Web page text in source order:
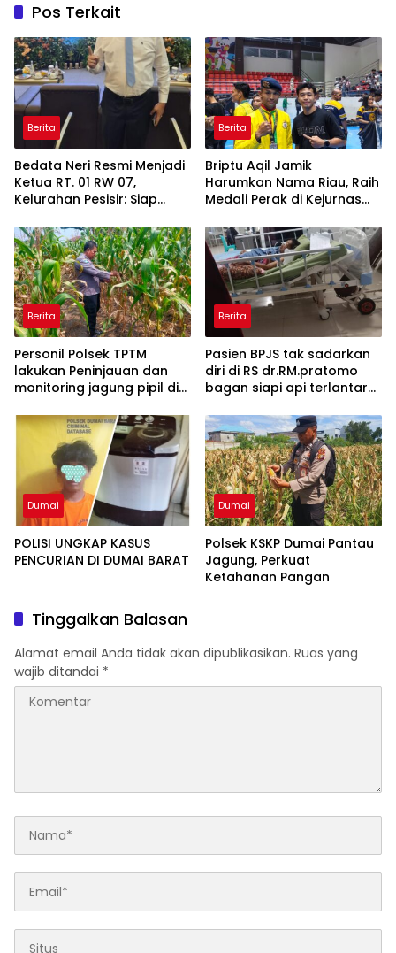
Pos Terkait
Berita
Bedata Neri Resmi Menjadi
Ketua RT. 01 RW 07,
Kelurahan Pesisir: Siap
Dukung Seluruh Program
Walikota Agung Nugroho
Berita
Briptu Aqil Jamik
Harumkan Nama Riau, Raih
Medali Perak di Kejurnas
Berita
Personil Polsek TPTM
lakukan Peninjauan dan
monitoring jagung pipil di
TPTM
Berita
Pasien BPJS tak sadarkan
diri di RS dr.RM.pratomo
bagan siapi api terlantar
ke RS di pekanbaru
Dumai
POLISI UNGKAP KASUS
PENCURIAN DI DUMAI BARAT
Dumai
Polsek KSKP Dumai Pantau
Jagung, Perkuat
Ketahanan Pangan
Tinggalkan Balasan
Alamat email Anda tidak akan dipublikasikan. Ruas yang
wajib ditandai *